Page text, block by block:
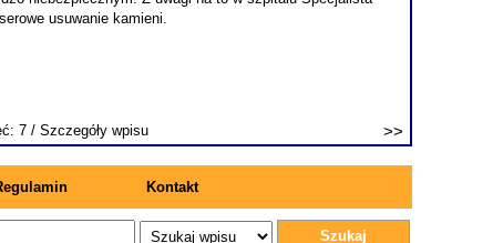
usuwanie kamieni.
7 / Szczegóły wpisu
Kontakt
Szukaj